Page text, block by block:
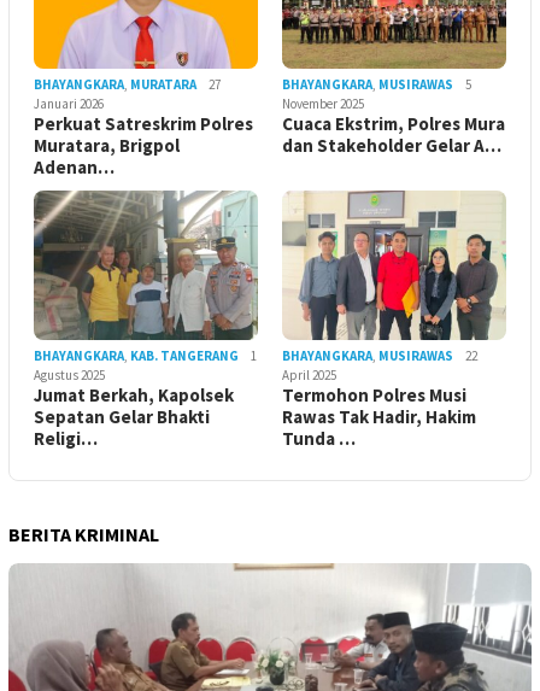
BHAYANGKARA, MURATARA
27
Januari 2026
Perkuat Satreskrim Polres
Muratara, Brigpol
Adenan…
BHAYANGKARA, MUSIRAWAS
5
November 2025
Cuaca Ekstrim, Polres Mura
dan Stakeholder Gelar A…
BHAYANGKARA, KAB. TANGERANG
1
Agustus 2025
Jumat Berkah, Kapolsek
Sepatan Gelar Bhakti
Religi…
BHAYANGKARA, MUSIRAWAS
22
April 2025
Termohon Polres Musi
Rawas Tak Hadir, Hakim
Tunda …
BERITA KRIMINAL